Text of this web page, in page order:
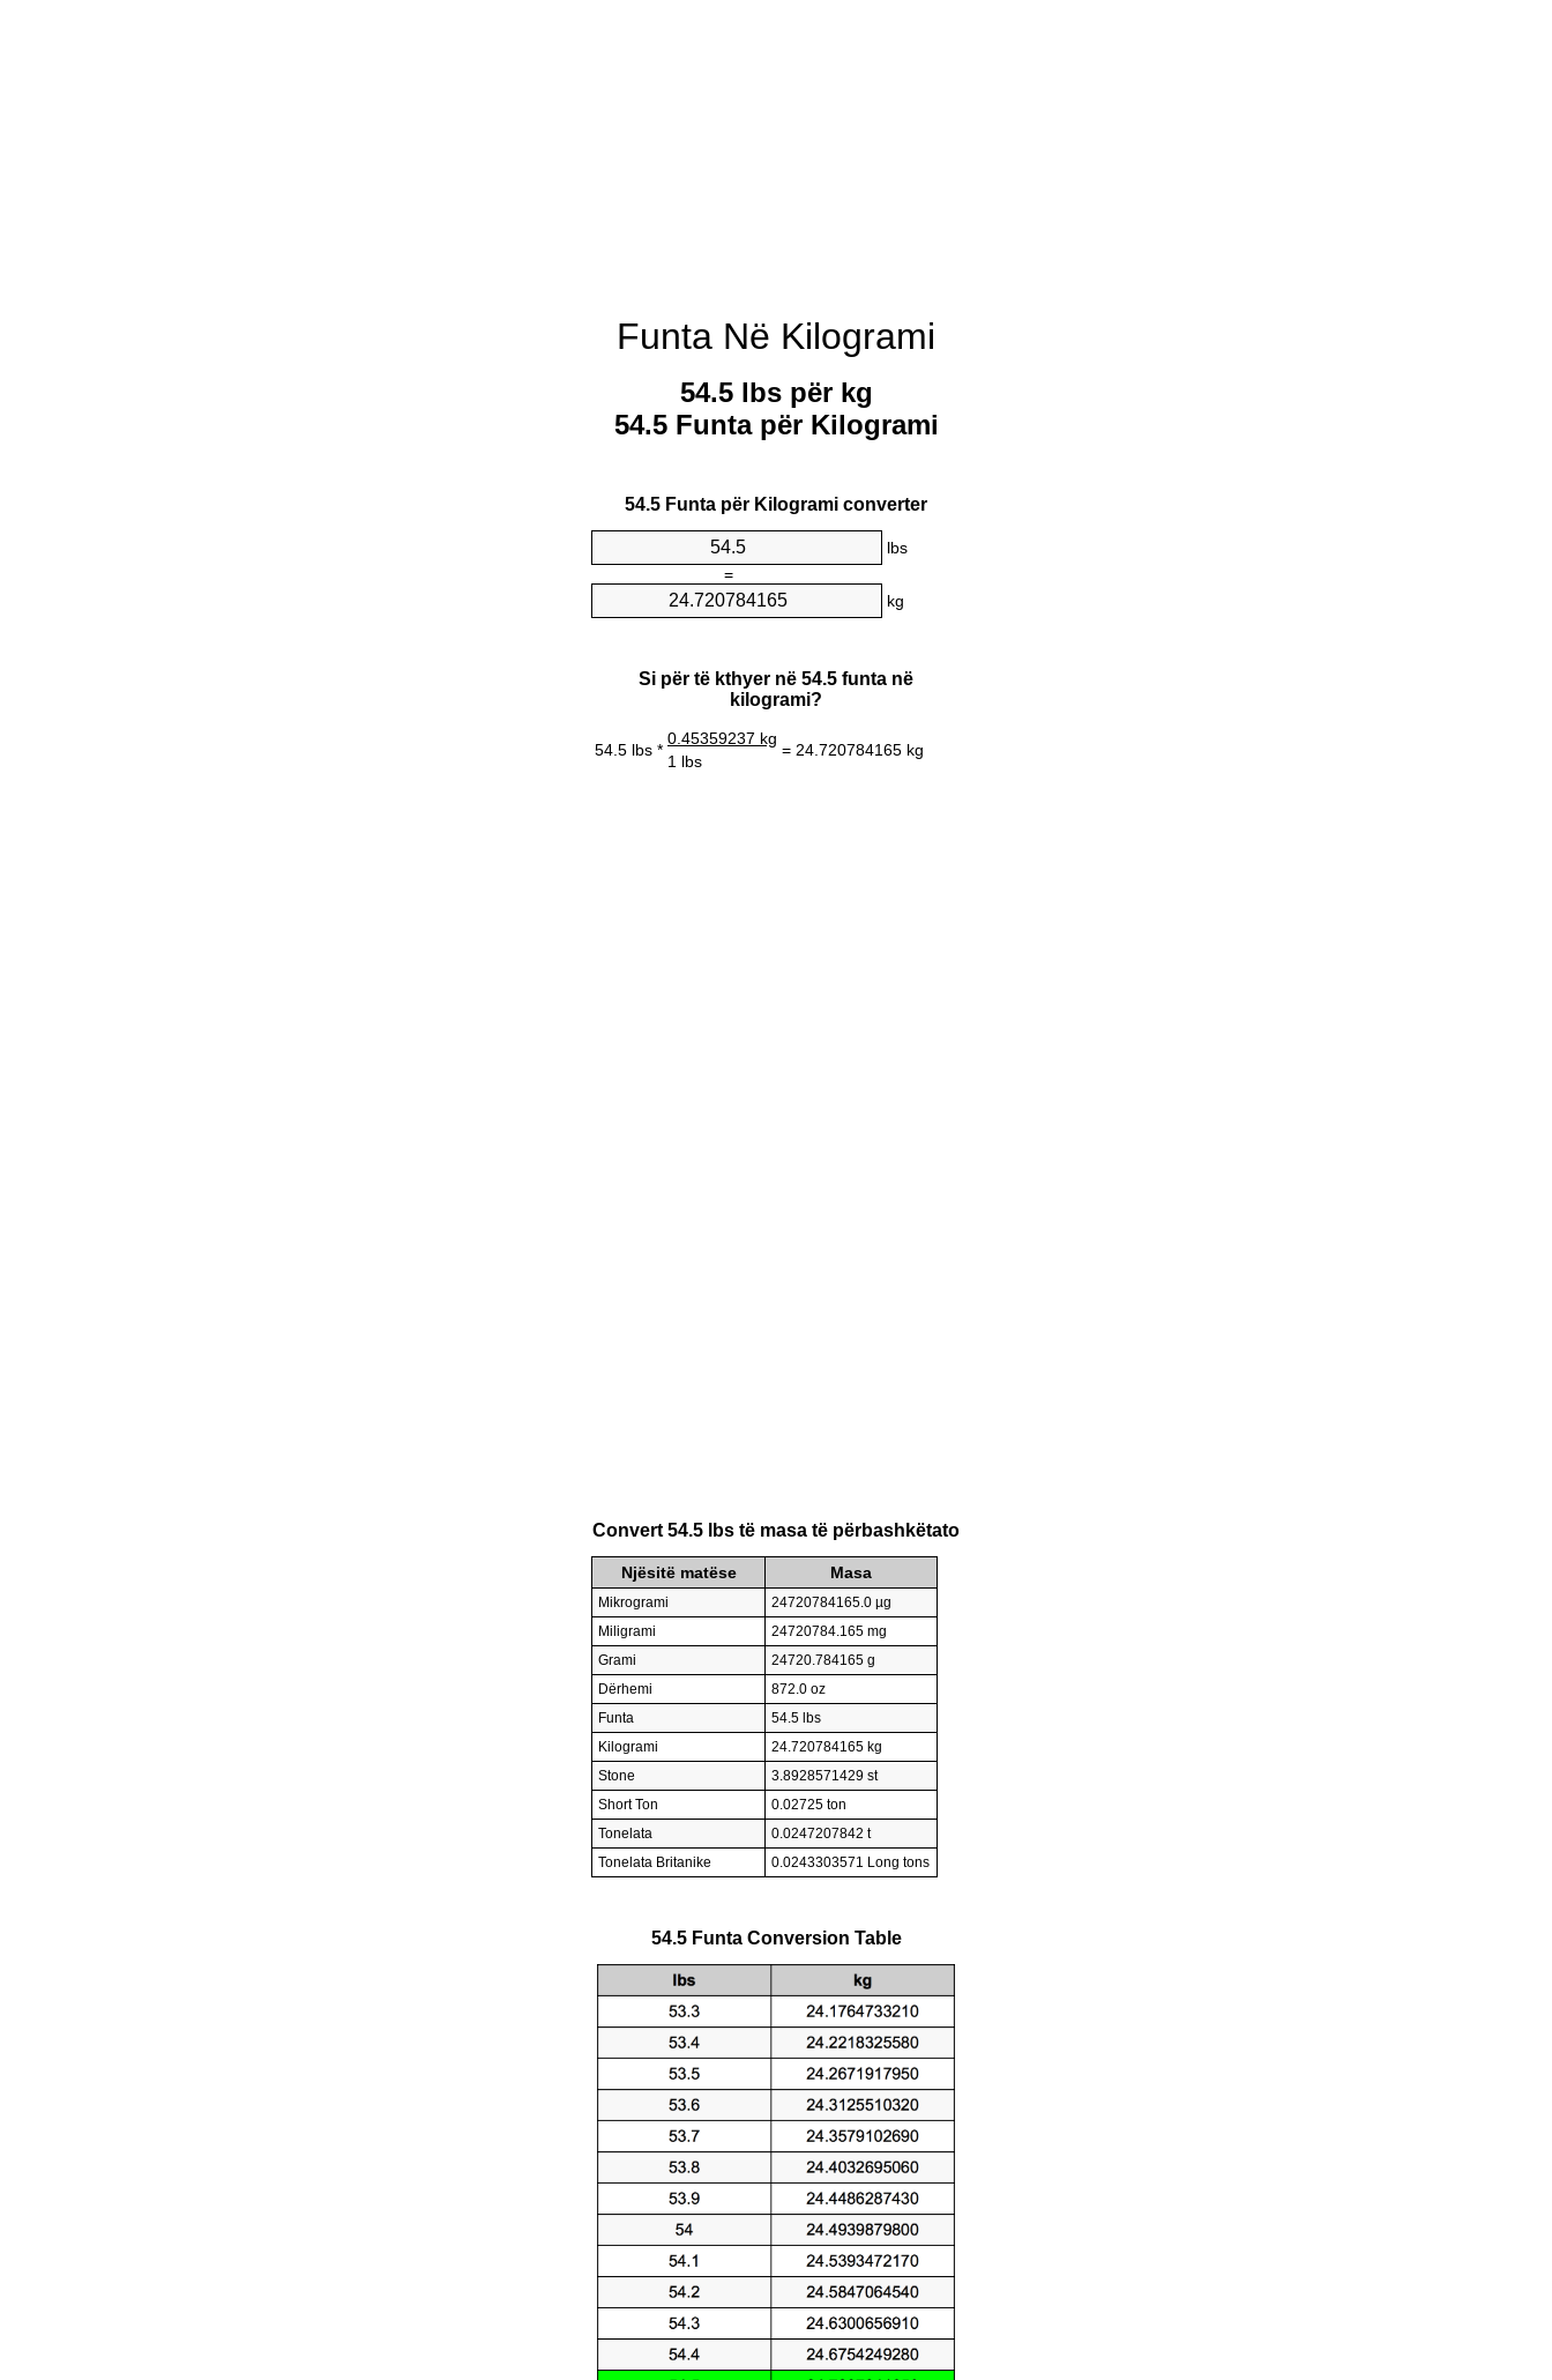
Funta Në Kilogrami
54.5 lbs për kg
54.5 Funta për Kilogrami
54.5 Funta për Kilogrami converter
lbs
=
kg
Si për të kthyer në 54.5 funta në
kilogrami?
54.5 lbs *
0.45359237 kg
= 24.720784165 kg
1 lbs
Convert 54.5 lbs të masa të përbashkëtato
Njësitë matëse Masa
Mikrogrami
24720784165.0 µg
Miligrami
24720784.165 mg
Grami
24720.784165 g
Dërhemi
872.0 oz
Funta
54.5 lbs
Kilogrami
24.720784165 kg
Stone
3.8928571429 st
Short Ton
0.02725 ton
Tonelata
0.0247207842 t
Tonelata Britanike
0.0243303571 Long tons
54.5 Funta Conversion Table